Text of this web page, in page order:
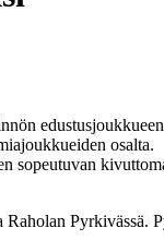
osalta.
sopeutuvan